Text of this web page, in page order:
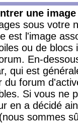
une
sous votre
est l'image
ou de
En-
qui est
du forum
Si vous ne
en a décidé
sommes